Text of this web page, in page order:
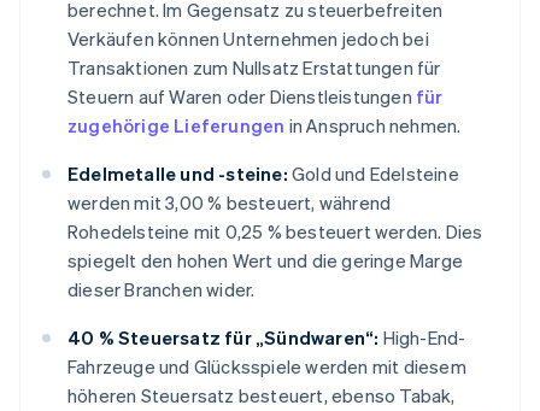
berechnet. Im Gegensatz zu steuerbefreiten
Verkäufen können Unternehmen jedoch bei
Transaktionen zum Nullsatz Erstattungen für
Steuern auf Waren oder Dienstleistungen für
zugehörige Lieferungen in Anspruch nehmen.
Edelmetalle und -steine: Gold und Edelsteine
werden mit 3,00 % besteuert, während
Rohedelsteine mit 0,25 % besteuert werden. Dies
spiegelt den hohen Wert und die geringe Marge
dieser Branchen wider.
40 % Steuersatz für „Sündwaren“: High-End-
Fahrzeuge und Glücksspiele werden mit diesem
höheren Steuersatz besteuert, ebenso Tabak,